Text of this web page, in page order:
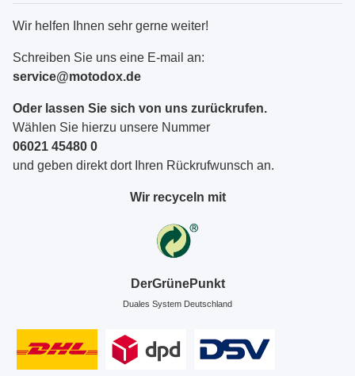
Wir helfen Ihnen sehr gerne weiter!
Schreiben Sie uns eine E-mail an:
service@motodox.de
Oder lassen Sie sich von uns zurückrufen.
Wählen Sie hierzu unsere Nummer
06021 45480 0
und geben direkt dort Ihren Rückrufwunsch an.
Wir recyceln mit
DerGrünePunkt
Duales System Deutschland